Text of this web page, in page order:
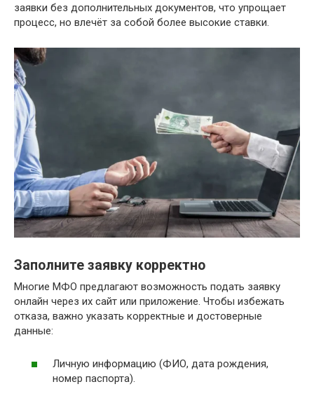
заявки без дополнительных документов, что упрощает
процесс, но влечёт за собой более высокие ставки.
Заполните заявку корректно
Многие МФО предлагают возможность подать заявку
онлайн через их сайт или приложение. Чтобы избежать
отказа, важно указать корректные и достоверные
данные:
Личную информацию (ФИО, дата рождения,
номер паспорта).